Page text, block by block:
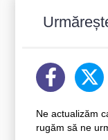
Ne actualizăm
rugăm să ne